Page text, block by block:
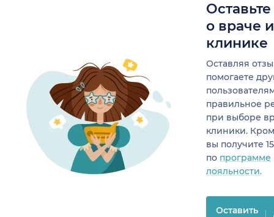
о враче
клинике
Оставляя
помогаете
правильное
при выборе
клиники.
вы получите
по программе
лояльности.
Оставить